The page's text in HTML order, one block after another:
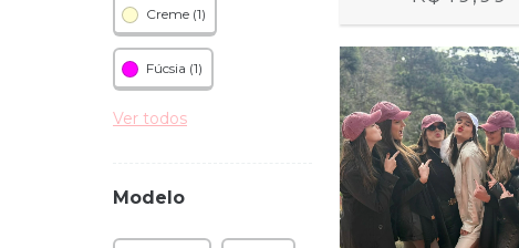
Creme (1)
Fúcsia (1)
Ver todos
Modelo